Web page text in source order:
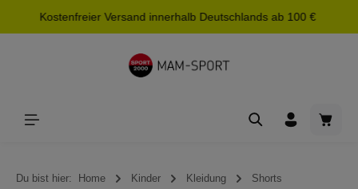
springen
Kostenfreier Versand innerhalb Deutschlands ab 100 €
Du bist hier: Home Kinder Kleidung Shorts